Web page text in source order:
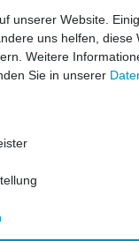
Rechte vorbehalten.
sowie
Eigentum Ihrer
hier nur der
Händler, ansonsten
unserer Website.
uns helfen, diese
Weitere
Sie in unserer